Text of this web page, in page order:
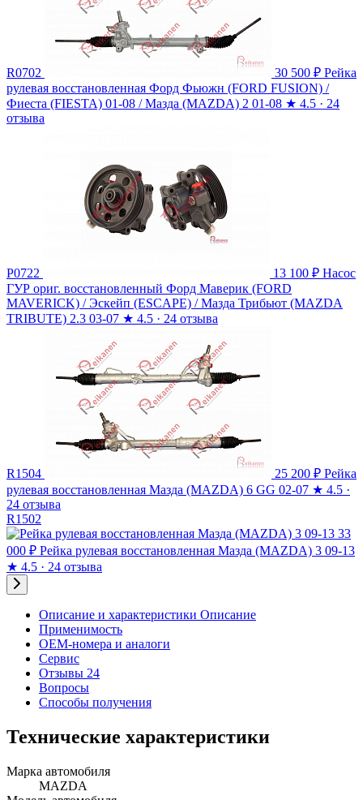
R0702 30 500 ₽ Рейка
рулевая восстановленная Форд Фьюжн (FORD FUSION) /
Фиеста (FIESTA) 01-08 / Мазда (MAZDA) 2 01-08 ★ 4.5 · 24
отзыва
P0722 13 100 ₽ Насос
ГУР ориг. восстановленный Форд Маверик (FORD
MAVERICK) / Эскейп (ESCAPE) / Мазда Трибьют (MAZDA
TRIBUTE) 2.3 03-07 ★ 4.5 · 24 отзыва
R1504 25 200 ₽ Рейка
рулевая восстановленная Мазда (MAZDA) 6 GG 02-07 ★ 4.5 ·
24 отзыва
R1502
33
000 ₽ Рейка рулевая восстановленная Мазда (MAZDA) 3 09-13
★ 4.5 · 24 отзыва
Описание и характеристики Описание
Применимость
OEM-номера и аналоги
Сервис
Отзывы 24
Вопросы
Способы получения
Технические характеристики
Марка автомобиля
MAZDA